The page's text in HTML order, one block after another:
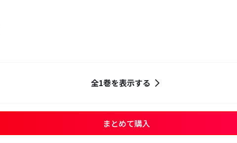
全1巻を表示する
まとめて購入